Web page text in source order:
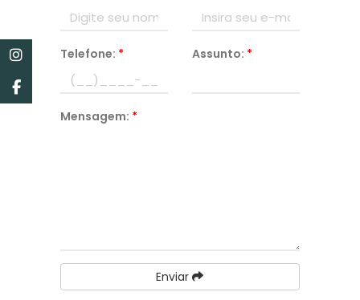
Telefone: * Assunto: *
Mensagem: *
Enviar